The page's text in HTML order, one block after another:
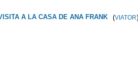
A LA CASA DE ANA FRANK (VIATOR)